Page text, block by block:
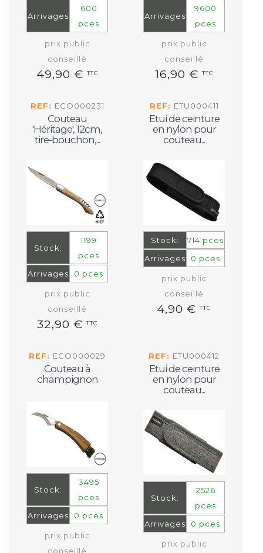
Arrivages
600
pces
prix public
conseillé
49,90 €TTC
Arrivages
9600
pces
prix public
conseillé
16,90 €TTC
REF: ECO000231
Couteau
'Héritage', 12cm,
tire-bouchon,...
Stock:
1199
pces
Arrivages
0 pces
prix public
conseillé
32,90 €TTC
REF: ETU000411
Etui de ceinture
en nylon pour
couteau...
Stock:
714 pces
Arrivages
0 pces
prix public
conseillé
4,90 €TTC
REF: ECO000029
Couteau à
champignon
Stock:
3495
pces
Arrivages
0 pces
prix public
conseillé
REF: ETU000412
Etui de ceinture
en nylon pour
couteau...
Stock:
2526
pces
Arrivages
0 pces
prix public